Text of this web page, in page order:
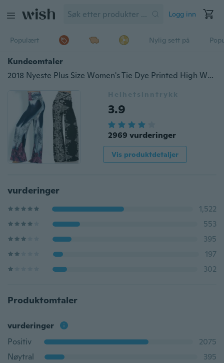
Logg inn
Populært Nylig sett på
Kundeomtaler
2018 Nyeste Plus Size Women's Tie Dye Printed High Waist Wide Leg Palazzo Pants Bukser
Helhetsinntrykk
3.9
2969 vurderinger
Vis produktdetaljer
vurderinger
1,522
553
395
197
302
Produktomtaler
vurderinger
Positiv
2075
Nøytral
395